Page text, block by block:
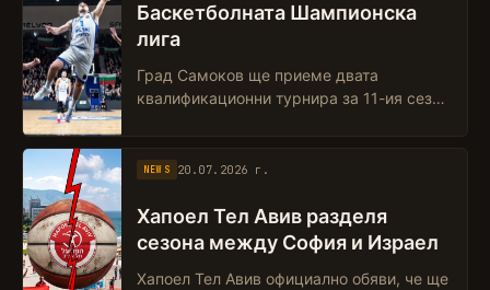
Баскетболната Шампионска
лига
Град Самоков ще приеме двата
квалификационни турнира за 11-ия сезон
(BCL), powered by Ameresco SUNEL.
Събитията ще се п...
NEWS 20.07.2026 г.
Хапоел Тел Авив разделя
сезона между София и Израел
Хапоел Тел Авив официално обяви, че ще